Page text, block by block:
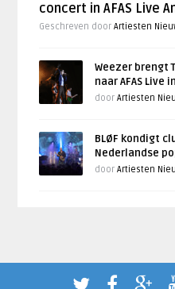
concert in AFAS Live
Geschreven doorArtiesten
Weezer brengt
naar AFAS Live
doorArtiesten
BLØF kondigt
Nederlandse
doorArtiesten